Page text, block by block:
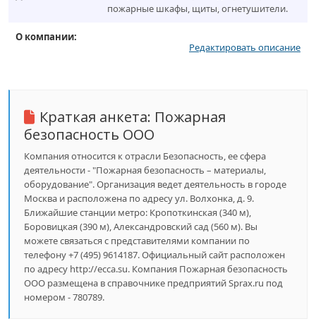
пожарные шкафы, щиты, огнетушители.
О компании:
Редактировать описание
Краткая анкета: Пожарная
безопасность ООО
Компания относится к отрасли Безопасность, ее сфера
деятельности - "Пожарная безопасность – материалы,
оборудование". Организация ведет деятельность в городе
Москва и расположена по адресу ул. Волхонка, д. 9.
Ближайшие станции метро: Кропоткинская (340 м),
Боровицкая (390 м), Александровский сад (560 м). Вы
можете связаться с представителями компании по
телефону +7 (495) 9614187. Официальный сайт расположен
по адресу http://ecca.su. Компания Пожарная безопасность
ООО размещена в справочнике предприятий Sprax.ru под
номером - 780789.